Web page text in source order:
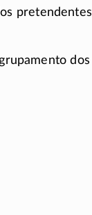
pretendentes
dos